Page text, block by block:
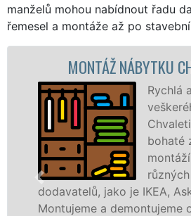
manželů mohou nabídnout řadu
řemesel a montáže až po
NÁBYTKU CHVALETICE
Rychlá a levná montáž
veškerého nábytku ve
Chvaleticích. Máme
bohaté zkušenosti s
montáží nábytku od
různých výrobců a
je IKEA, Asko, KIKA a další.
od malých